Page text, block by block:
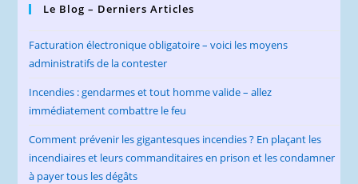
Le Blog – Derniers Articles
Facturation électronique obligatoire – voici les moyens
administratifs de la contester
Incendies : gendarmes et tout homme valide – allez
immédiatement combattre le feu
Comment prévenir les gigantesques incendies ? En plaçant les
incendiaires et leurs commanditaires en prison et les condamner
à payer tous les dégâts